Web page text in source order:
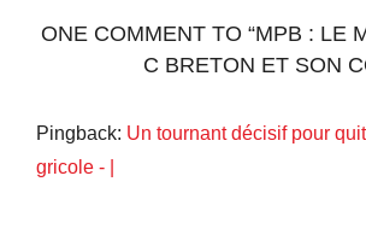
ONE COMMENT TO “MPB : LE
C BRETON ET SON
Pingback: Un tournant décisif pour
gricole - |